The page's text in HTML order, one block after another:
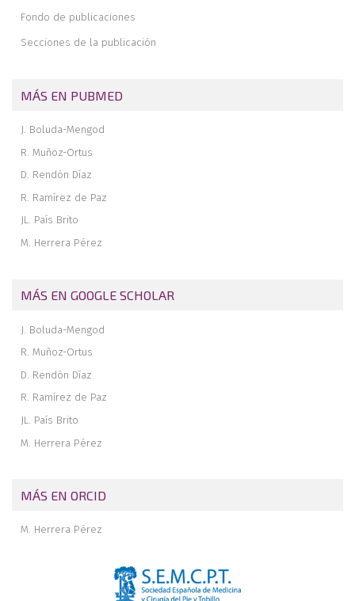
Revista de revistas
Nuestra experiencia en el tratamiento artroscópico del tumor
Fondo de publicaciones
Secciones de la publicación
MÁS EN PUBMED
J. Boluda-Mengod
R. Muñoz-Ortus
D. Rendón Díaz
R. Ramírez de Paz
JL. País Brito
M. Herrera Pérez
MÁS EN GOOGLE SCHOLAR
J. Boluda-Mengod
R. Muñoz-Ortus
D. Rendón Díaz
R. Ramírez de Paz
JL. País Brito
M. Herrera Pérez
MÁS EN ORCID
M. Herrera Pérez